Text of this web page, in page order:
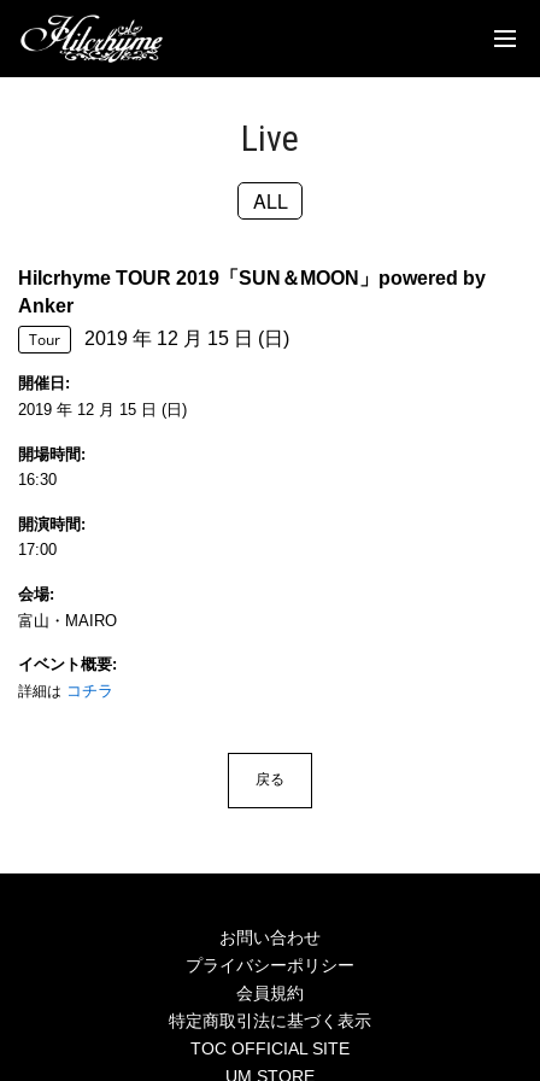
Discography
Biography
Live
ALL
Hilcrhyme TOUR 2019「SUN＆MOON」powered by
Anker
Tour 2019 年 12 月 15 日 (日)
開催日
2019 年 12 月 15 日 (日)
開場時間
16:30
開演時間
17:00
会場
富山・MAIRO
イベント概要
詳細は コチラ
戻る
お問い合わせ
プライバシーポリシー
会員規約
特定商取引法に基づく表示
TOC OFFICIAL SITE
UM STORE